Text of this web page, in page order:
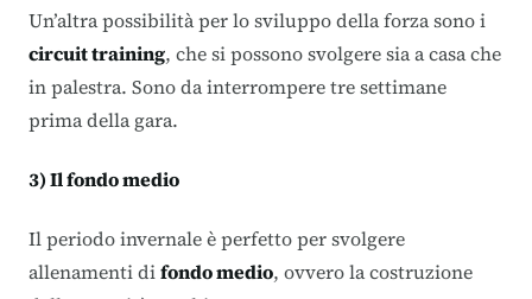
Un’altra possibilità per lo sviluppo della forza sono i
circuit training, che si possono svolgere sia a casa che
in palestra. Sono da interrompere tre settimane
prima della gara.
3) Il fondo medio
Il periodo invernale è perfetto per svolgere
allenamenti difondo medio, ovvero la costruzione